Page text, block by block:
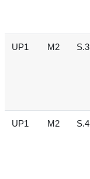
UP1 M2 S.3
UP1 M2 S.4